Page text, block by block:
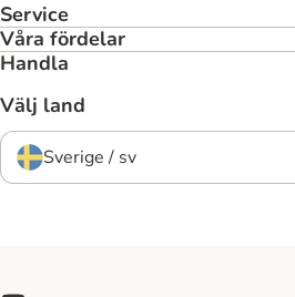
Service
Våra fördelar
Handla
Välj land
Sverige / sv